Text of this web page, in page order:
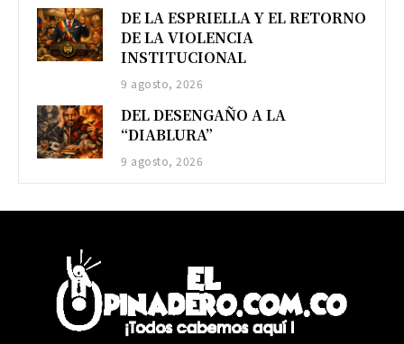
DE LA ESPRIELLA Y EL RETORNO
DE LA VIOLENCIA
INSTITUCIONAL
9 agosto, 2026
DEL DESENGAÑO A LA
“DIABLURA”
9 agosto, 2026